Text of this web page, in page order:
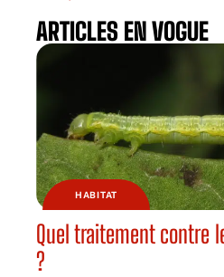
ARTICLES EN VOGUE
HABITAT
Quel traitement contre
?